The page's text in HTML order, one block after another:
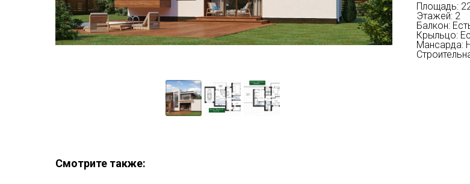
Площадь:
Этажей: 2
Балкон:
Крыльцо:
Мансарда:
Смотрите также: